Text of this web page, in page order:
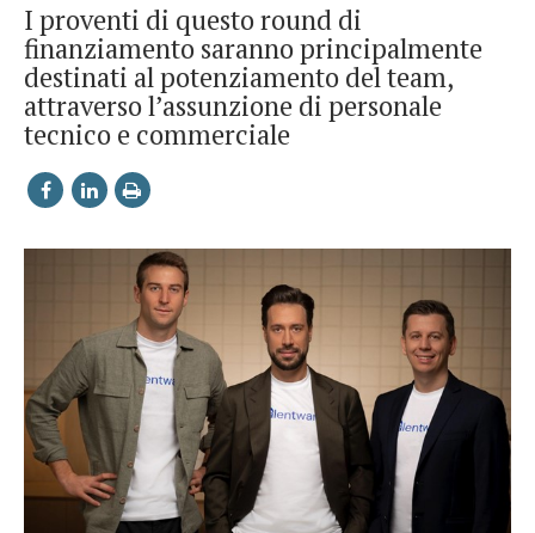
I proventi di questo round di
finanziamento saranno principalmente
destinati al potenziamento del team,
attraverso l’assunzione di personale
tecnico e commerciale